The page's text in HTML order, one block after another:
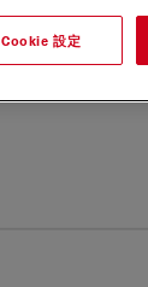
Cookie 設定